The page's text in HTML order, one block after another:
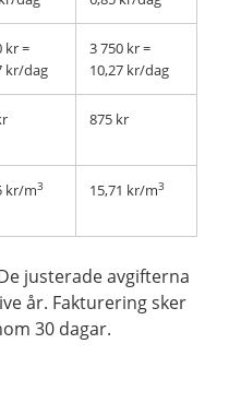
kr =
kr/dag
3 750 kr =
10,27 kr/dag
875 kr
kr/m3 15,71 kr/m3
justerade avgifterna
år. Fakturering sker
30 dagar.